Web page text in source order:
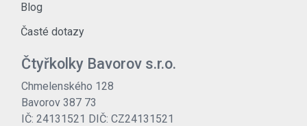
Blog
Časté dotazy
Čtyřkolky Bavorov s.r.o.
Chmelenského 128
Bavorov 387 73
IČ: 24131521 DIČ: CZ24131521